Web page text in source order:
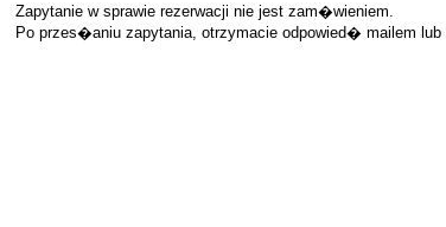
Zapytanie w sprawie rezerwacji nie jest zam�wieniem.
Po przes�aniu zapytania, otrzymacie odpowied� mailem